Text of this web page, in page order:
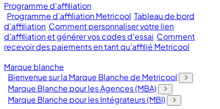
Programme d'affiliation
Programme d’affiliation Metricool Tableau de bord
d’affiliation Comment personnaliser votre lien
d'affiliation et générer vos codes d'essai Comment
recevoir des paiements en tant qu’affilié Metricool
Marque blanche
Bienvenue sur la Marque Blanche de Metricool
Marque Blanche pour les Agences (MBA)
Marque Blanche pour les Intégrateurs (MBI)